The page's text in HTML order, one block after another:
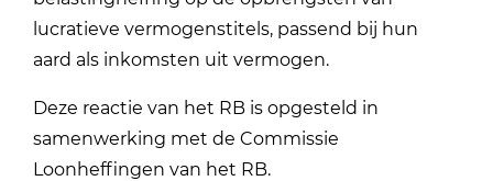
lucratieve vermogenstitels, passend bij hun
aard als inkomsten uit vermogen.
Deze reactie van het RB is opgesteld in
samenwerking met de Commissie
Loonheffingen van het RB.